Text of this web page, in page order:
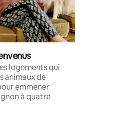
logements qui
animaux de
emmener
à quatre